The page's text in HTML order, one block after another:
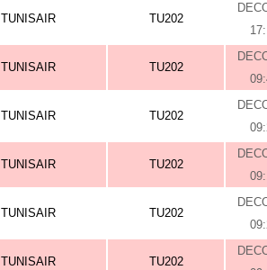
TUNISAIR TU202
TUNISAIR TU202
TUNISAIR TU202
TUNISAIR TU202
TUNISAIR TU202
TUNISAIR TU202